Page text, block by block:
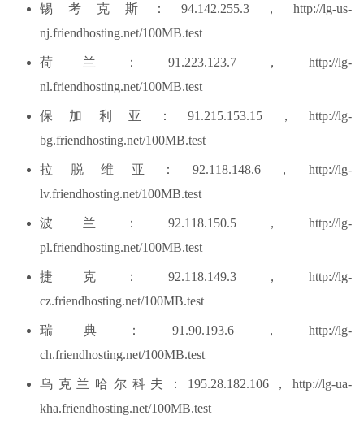
锡考克斯：94.142.255.3，http://lg-us-
nj.friendhosting.net/100MB.test
荷兰：91.223.123.7，http://lg-
nl.friendhosting.net/100MB.test
保加利亚：91.215.153.15，http://lg-
bg.friendhosting.net/100MB.test
拉脱维亚：92.118.148.6，http://lg-
lv.friendhosting.net/100MB.test
波兰：92.118.150.5，http://lg-
pl.friendhosting.net/100MB.test
捷克：92.118.149.3，http://lg-
cz.friendhosting.net/100MB.test
瑞典：91.90.193.6，http://lg-
ch.friendhosting.net/100MB.test
乌克兰哈尔科夫：195.28.182.106，http://lg-ua-
kha.friendhosting.net/100MB.test